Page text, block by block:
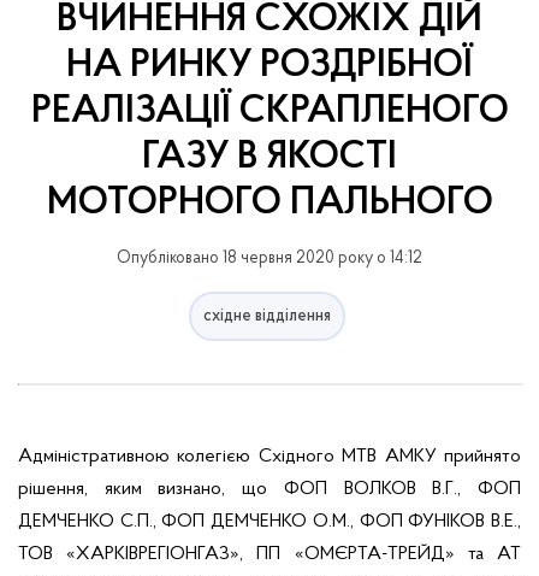
ВЧИНЕННЯ СХОЖІХ ДІЙ
НА РИНКУ РОЗДРІБНОЇ
РЕАЛІЗАЦІЇ СКРАПЛЕНОГО
ГАЗУ В ЯКОСТІ
МОТОРНОГО ПАЛЬНОГО
Опубліковано 18 червня 2020 року о 14:12
східне відділення
Адміністративною колегією Східного МТВ АМКУ прийнято
рішення, яким визнано, що ФОП ВОЛКОВ В.Г., ФОП
ДЕМЧЕНКО С.П., ФОП ДЕМЧЕНКО О.М., ФОП ФУНІКОВ В.Е.,
ТОВ «ХАРКІВРЕГІОНГАЗ», ПП «ОМЄРТА-ТРЕЙД» та АТ